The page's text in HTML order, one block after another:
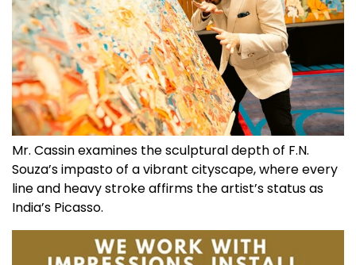
Mr. Cassin examines the sculptural depth of F.N.
Souza’s impasto of a vibrant cityscape, where every
line and heavy stroke affirms the artist’s status as
India’s Picasso.